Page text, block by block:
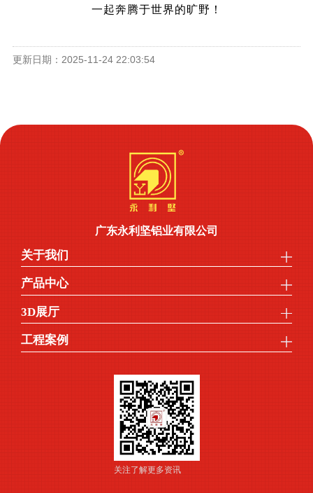
一起奔腾于世界的旷野！
更新日期：2025-11-24 22:03:54
广东永利坚铝业有限公司
关于我们
产品中心
3D展厅
工程案例
关注了解更多资讯